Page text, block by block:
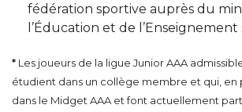
fédération sportive auprès du
l’Éducation et de
* Les joueurs de la ligue Junior AAA
étudient dans un collège membre et qui, en
dans le Midget AAA et font actuellement